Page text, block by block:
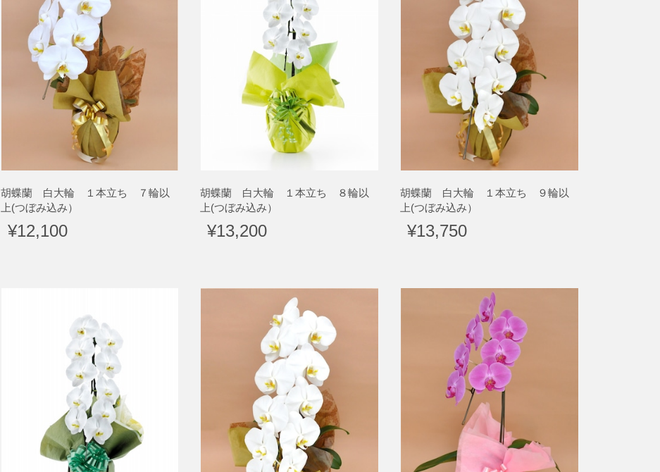
胡蝶蘭 白大輪 １本立ち ７輪以
上(つぼみ込み）
¥12,100
胡蝶蘭 白大輪 １本立ち ８輪以
上(つぼみ込み）
¥13,200
胡蝶蘭 白大輪 １本立ち ９輪以
上(つぼみ込み）
¥13,750